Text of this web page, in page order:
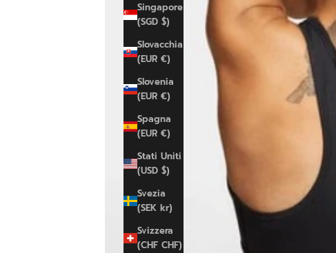
Singapore
(SGD $)
Slovacchia
(EUR €)
Slovenia
(EUR €)
Spagna
(EUR €)
Stati Uniti
(USD $)
Svezia
(SEK kr)
Svizzera
(CHF CHF)